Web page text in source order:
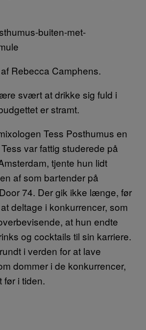
Rebecca Camphens.
svært at drikke sig fuld i
er stramt.
Tess Posthumus en
var fattig studerede på
tjente hun lidt
af som bartender på
74. Der gik ikke længe, før
deltage i konkurrencer, som
at hun endte
og cocktails til sin karriere.
i verden for at lave
dommer i de konkurrencer,
før i tiden.